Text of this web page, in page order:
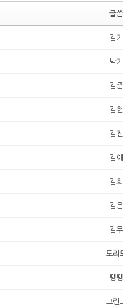
글
김
박
김
김
김
김
김
김
김
도리
땡
그린